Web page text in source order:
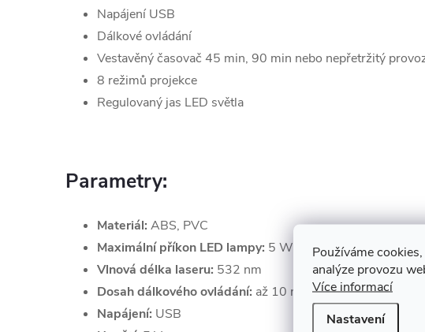
Používáme
analýze provozu
Více informací
Nastavení
Napájení USB
Dálkové ovládání
Vestavěný časovač 45 min, 90 min nebo nepřetržitý
8 režimů projekce
Regulovaný jas LED světla
Parametry:
Materiál: ABS, PVC
Maximální příkon LED lampy: 5 W
Vlnová délka laseru: 532 nm
Dosah dálkového ovládání: až 10 m
Napájení: USB